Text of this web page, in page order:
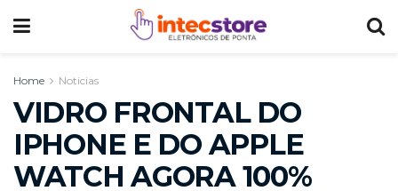
Home Noticias
VIDRO FRONTAL DO
IPHONE E DO APPLE
WATCH AGORA 100%